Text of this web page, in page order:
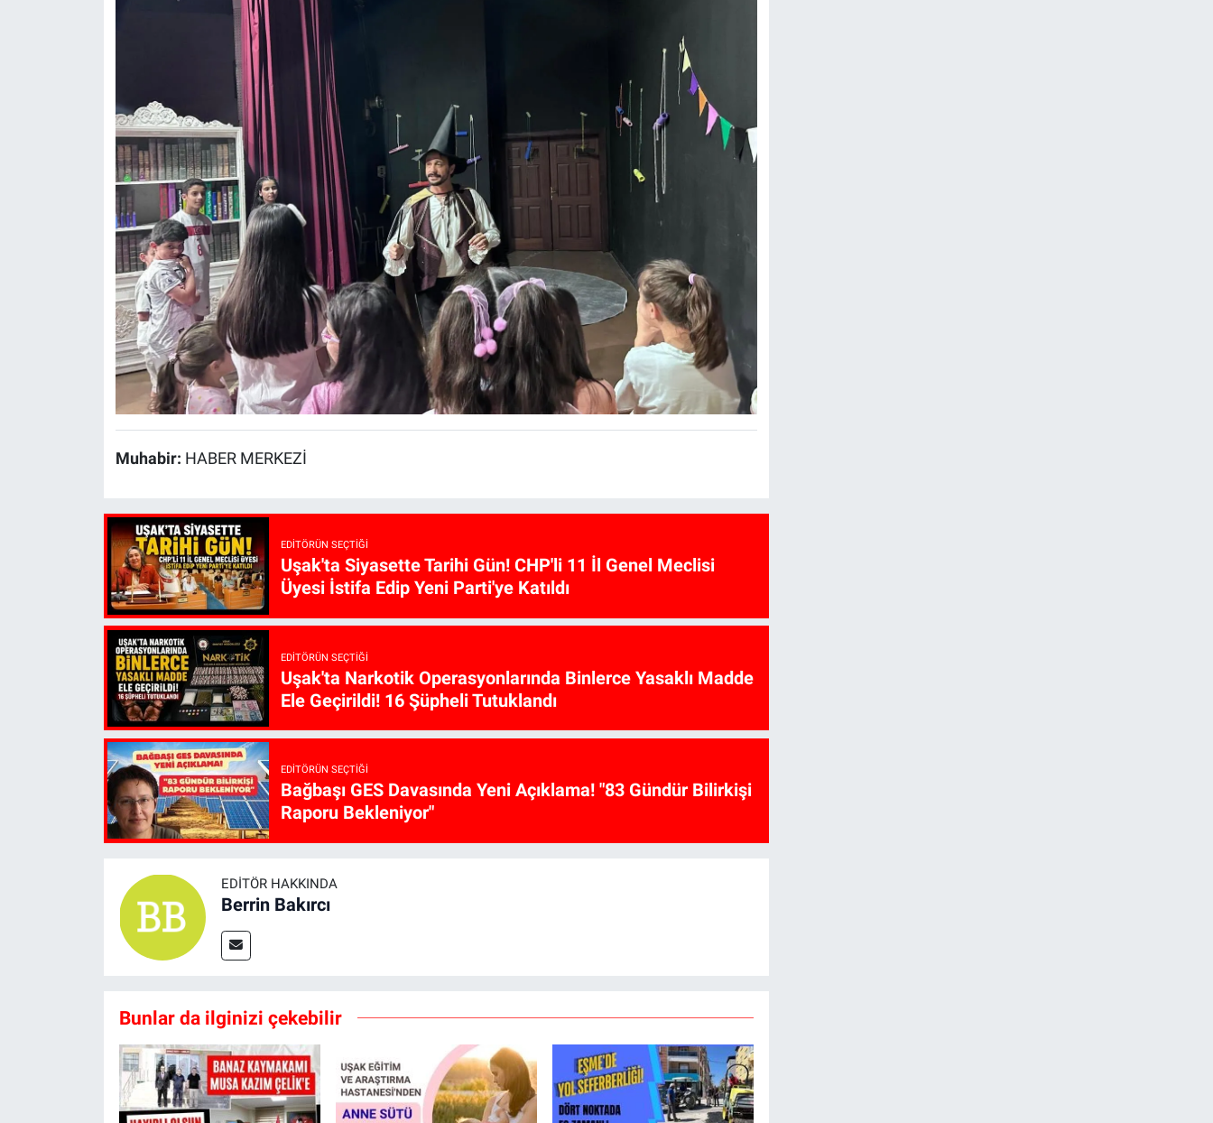
Muhabir: HABER MERKEZİ
EDITÖRÜN SEÇTIĞI
Uşak'ta Siyasette Tarihi Gün! CHP'li 11 İl Genel Meclisi
Üyesi İstifa Edip Yeni Parti'ye Katıldı
EDITÖRÜN SEÇTIĞI
Uşak'ta Narkotik Operasyonlarında Binlerce Yasaklı Madde
Ele Geçirildi! 16 Şüpheli Tutuklandı
EDITÖRÜN SEÇTIĞI
Bağbaşı GES Davasında Yeni Açıklama! "83 Gündür Bilirkişi
Raporu Bekleniyor"
EDITÖR HAKKINDA
Berrin Bakırcı
Bunlar da ilginizi çekebilir